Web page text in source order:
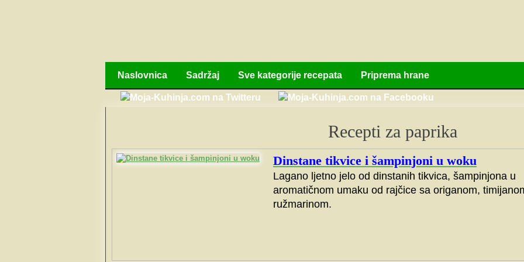
Naslovnica Sadržaj Sve kategorije recepata Priprema hrane
Recepti za paprika
Dinstane tikvice i šampinjoni u woku
Lagano ljetno jelo od dinstanih tikvica, šampinjona u
aromatičnom umaku od rajčice sa origanom,
ružmarinom.